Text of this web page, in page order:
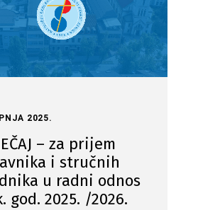
2025.
– za prijem
i stručnih
u radni odnos
god. 2025. /2026.